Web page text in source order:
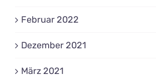
Februar 2022
Dezember 2021
März 2021